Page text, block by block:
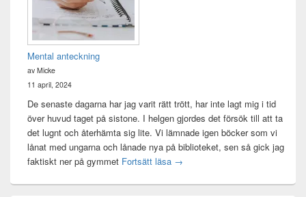
Mental anteckning
av Micke
11 april, 2024
De senaste dagarna har jag varit rätt trött, har inte lagt mig i tid
över huvud taget på sistone. I helgen gjordes det försök till att ta
det lugnt och återhämta sig lite. Vi lämnade igen böcker som vi
lånat med ungarna och lånade nya på biblioteket, sen så gick jag
faktiskt ner på gymmet Fortsätt läsa Mental anteckning
→